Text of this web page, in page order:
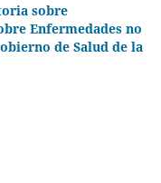
sobre
Enfermedades no
de Salud de la